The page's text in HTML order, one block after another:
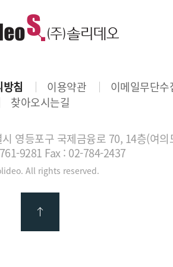
침 이용약관
이메일무단수
찾아오시는길
영등포구 국제금융로 70, 14층(여
9281 Fax : 02-784-2437
All rights reserved.